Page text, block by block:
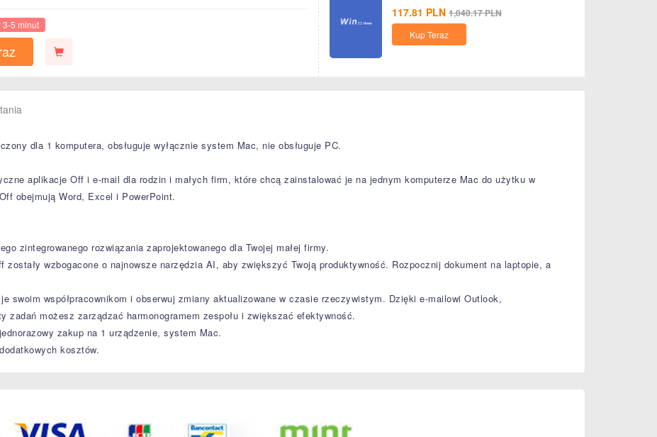
3-5 minut
117.81 PLN 1,040.17PLN
Kup Teraz
dla 1 komputera, obsługuje wyłącznie system Mac, nie obsługuje PC.
aplikacje Off i e-mail dla rodzin i małych firm, które chcą zainstalować je na jednym komputerze Mac do użytku w
obejmują Word, Excel i PowerPoint.
zintegrowanego rozwiązania zaprojektowanego dla Twojej małej firmy.
zostały wzbogacone o najnowsze narzędzia AI, aby zwiększyć Twoją produktywność. Rozpocznij dokument na laptopie, a
swoim współpracownikom i obserwuj zmiany aktualizowane w czasie rzeczywistym. Dzięki e-mailowi Outlook,
zadań możesz zarządzać harmonogramem zespołu i zwiększać efektywność.
zakup na 1 urządzenie, system Mac.
kosztów.